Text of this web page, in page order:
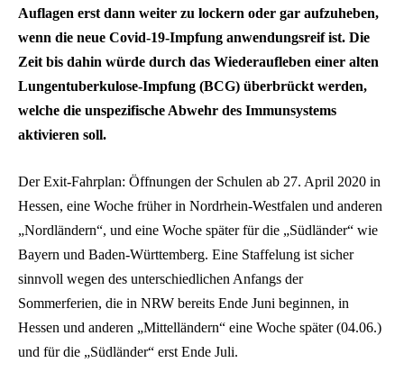
Auflagen erst dann weiter zu lockern oder gar aufzuheben,
wenn die neue Covid-19-Impfung anwendungsreif ist. Die
Zeit bis dahin würde durch das Wiederaufleben einer alten
Lungentuberkulose-Impfung (BCG) überbrückt werden,
welche die unspezifische Abwehr des Immunsystems
aktivieren soll.
Der Exit-Fahrplan: Öffnungen der Schulen ab 27. April 2020 in
Hessen, eine Woche früher in Nordrhein-Westfalen und anderen
„Nordländern“, und eine Woche später für die „Südländer“ wie
Bayern und Baden-Württemberg. Eine Staffelung ist sicher
sinnvoll wegen des unterschiedlichen Anfangs der
Sommerferien, die in NRW bereits Ende Juni beginnen, in
Hessen und anderen „Mittelländern“ eine Woche später (04.06.)
und für die „Südländer“ erst Ende Juli.